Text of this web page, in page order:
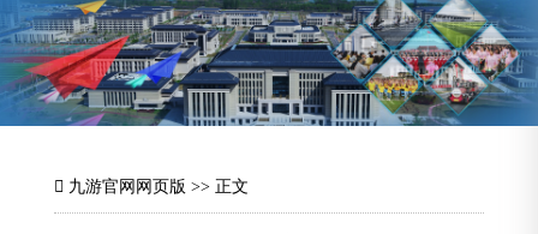
九游官网网页版 >> 正文